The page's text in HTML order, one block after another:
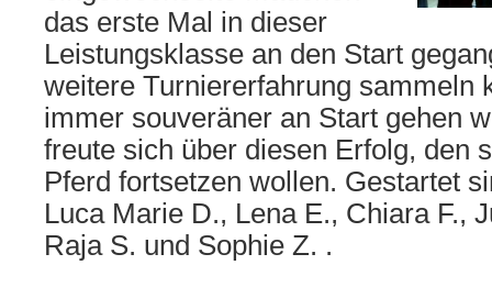
das erste Mal in dieser
Leistungsklasse an den Start
weitere Turniererfahrung sammeln
immer souveräner an Start gehen
freute sich über diesen Erfolg, den
Pferd fortsetzen wollen. Gestartet
Luca Marie D., Lena E., Chiara F.,
Raja S. und Sophie Z. .